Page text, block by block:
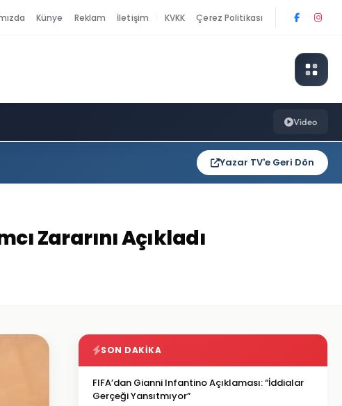
Künye Reklam İletişim KVKK Çerez Politikası
Video
Yazar TV'e Geri Dön
Zararını Açıkladı
SON DAKIKA
FIFA’dan Gianni Infantino Açıklaması: “İddialar
Gerçeği Yansıtmıyor”